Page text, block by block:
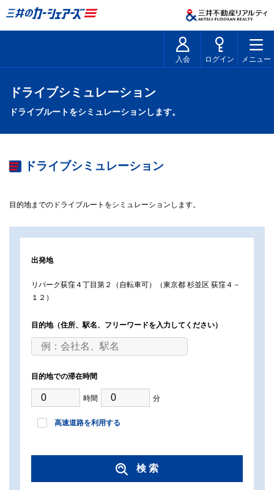
入会 ログイン メニュー
ドライブシミュレーション
ドライブルートをシミュレーションします。
ドライブシミュレーション
目的地までのドライブルートをシミュレーションします。
出発地
リパーク荻窪４丁目第２（自転車可）（東京都 杉並区 荻窪４－
１２）
目的地（住所、駅名、フリーワードを入力してください）
目的地での滞在時間
時間 分
高速道路を利用する
検 索